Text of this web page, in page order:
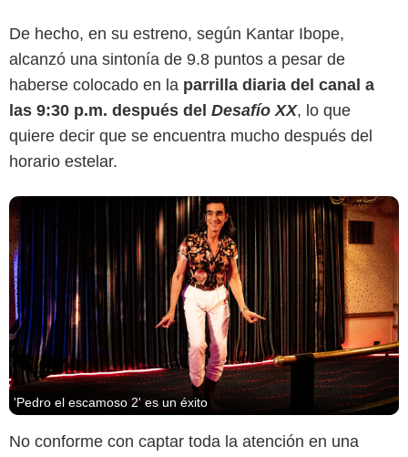
De hecho, en su estreno, según Kantar Ibope,
alcanzó una sintonía de 9.8 puntos a pesar de
haberse colocado en la parrilla diaria del canal a
las 9:30 p.m. después del Desafío XX, lo que
quiere decir que se encuentra mucho después del
horario estelar.
'Pedro el escamoso 2' es un éxito
No conforme con captar toda la atención en una